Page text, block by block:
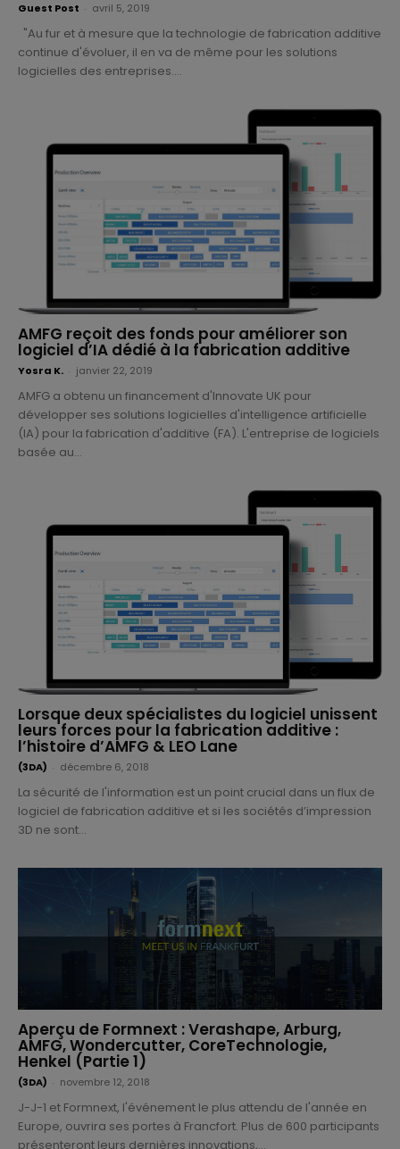
Guest Post avril 5, 2019
"Au fur et à mesure que la technologie de fabrication additive
continue d'évoluer, il en va de même pour les solutions
logicielles des entreprises....
AMFG reçoit des fonds pour améliorer son
logiciel d’IA dédié à la fabrication additive
Yosra K. janvier 22, 2019
AMFG a obtenu un financement d'Innovate UK pour
développer ses solutions logicielles d'intelligence artificielle
(IA) pour la fabrication d'additive (FA). L'entreprise de logiciels
basée au...
Lorsque deux spécialistes du logiciel unissent
leurs forces pour la fabrication additive :
l’histoire d’AMFG & LEO Lane
(3DA) décembre 6, 2018
La sécurité de l'information est un point crucial dans un flux de
logiciel de fabrication additive et si les sociétés d’impression
3D ne sont...
Aperçu de Formnext : Verashape, Arburg,
AMFG, Wondercutter, CoreTechnologie,
Henkel (Partie 1)
(3DA) novembre 12, 2018
J-J-1 et Formnext, l'événement le plus attendu de l'année en
Europe, ouvrira ses portes à Francfort. Plus de 600 participants
présenteront leurs dernières innovations,...